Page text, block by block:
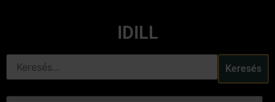
IDILL
Keresés